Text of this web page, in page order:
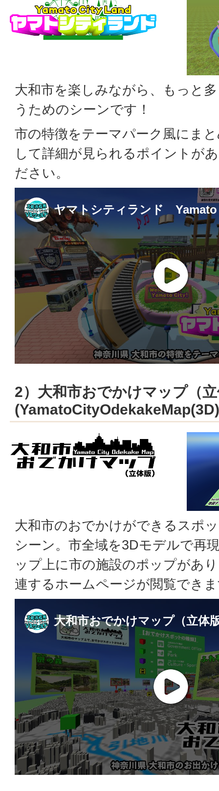
大和市を楽しみながら、もっと
うためのシーンです！
市の特徴をテーマパーク風にま
して詳細が見られるポイントが
ださい。
2）大和市おでかけマップ（
大和市のおでかけができるスポ
シーン。市全域を3Dモデルで再
ップ上に市の施設のポップがあ
連するホームページが閲覧でき